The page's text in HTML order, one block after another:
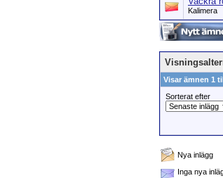
Kalimera
Visar ämnen 1
Sorterat efter
Nya inlägg
Inga nya